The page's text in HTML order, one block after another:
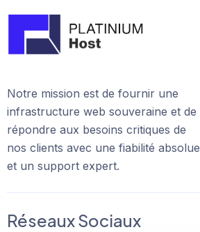
Notre mission est de fournir une
infrastructure web souveraine et de
répondre aux besoins critiques de
nos clients avec une fiabilité absolue
et un support expert.
Réseaux Sociaux